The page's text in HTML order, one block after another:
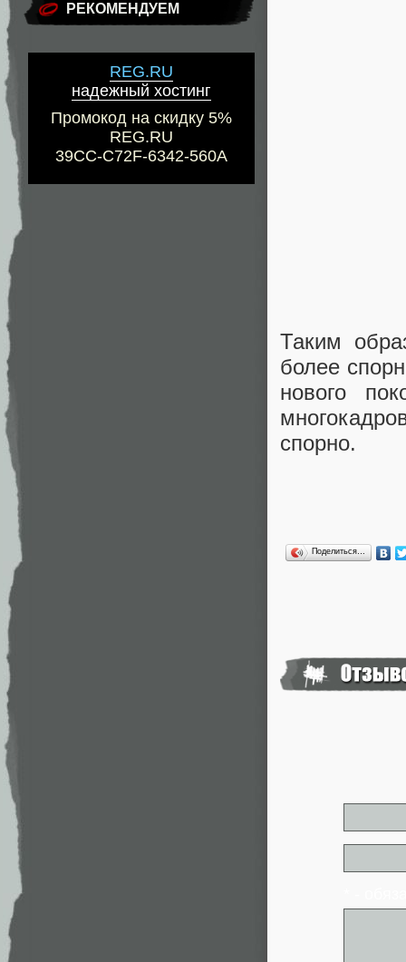
РЕКОМЕНДУЕМ
REG.RU
надежный хостинг
Промокод на скидку 5%
REG.RU
39CC-C72F-6342-560A
Таким
более
нового
спорно.
Поделиться…